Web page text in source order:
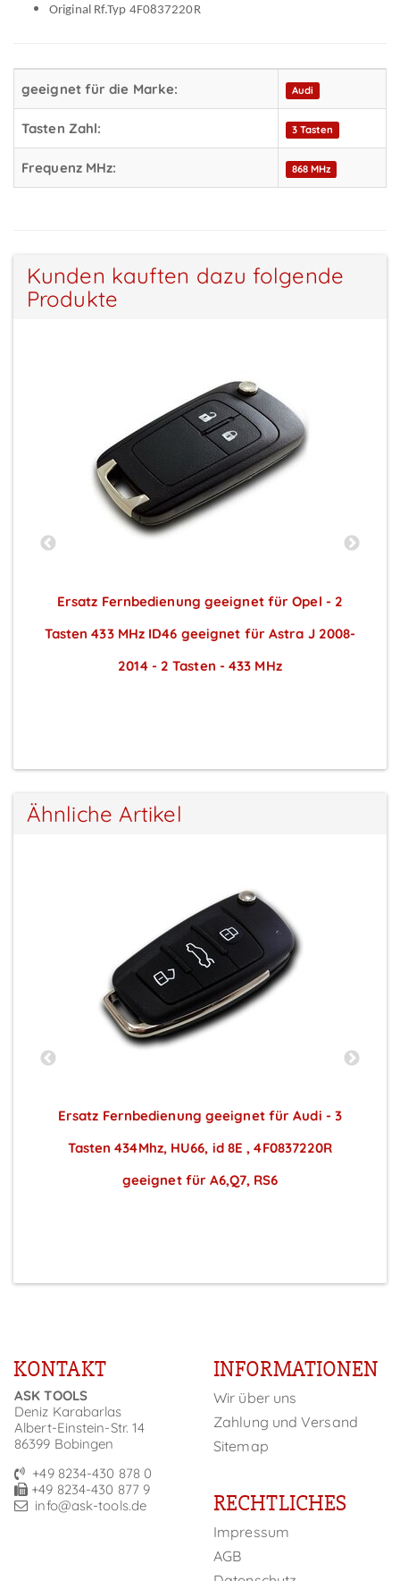
Original Rf.Typ 4F0837220R
geeignet für die Marke: Audi
Tasten Zahl: 3 Tasten
Frequenz MHz: 868 MHz
Kunden kauften dazu folgende
Produkte
Ersatz Fernbedienung geeignet für Opel - 2
Tasten 433 MHz ID46 geeignet für Astra J 2008-
2014 - 2 Tasten - 433 MHz
Ähnliche Artikel
Ersatz Fernbedienung geeignet für Audi - 3
Tasten 434Mhz, HU66, id 8E , 4F0837220R
geeignet für A6,Q7, RS6
KONTAKT
ASK TOOLS
Deniz Karabarlas
Albert-Einstein-Str. 14
86399 Bobingen
+49 8234-430 878 0
+49 8234-430 877 9
info@ask-tools.de
INFORMATIONEN
Wir über uns
Zahlung und Versand
Sitemap
RECHTLICHES
Impressum
AGB